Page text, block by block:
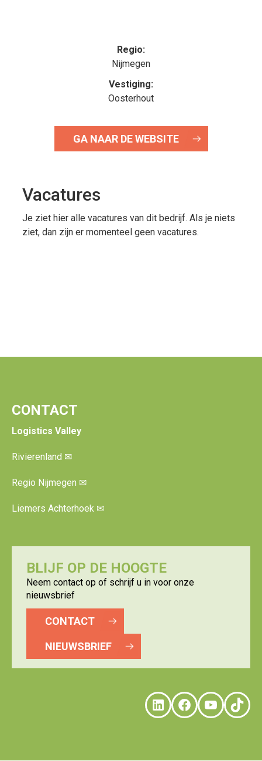
Regio:
Nijmegen
Vestiging:
Oosterhout
GA NAAR DE WEBSITE
Vacatures
Je ziet hier alle vacatures van dit bedrijf. Als je niets
ziet, dan zijn er momenteel geen vacatures.
CONTACT
Logistics Valley
Rivierenland ✉
Regio Nijmegen ✉
Liemers Achterhoek ✉
BLIJF OP DE HOOGTE
Neem contact op of schrijf u in voor onze
nieuwsbrief
CONTACT
NIEUWSBRIEF
LinkedIn
Facebook